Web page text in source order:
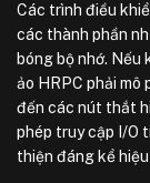
Các trình điều
các thành phần
bóng bộ nhớ. Nếu
ảo HRPC phải mô
đến các nút thắt
phép truy cập I/O
thiện đáng kể